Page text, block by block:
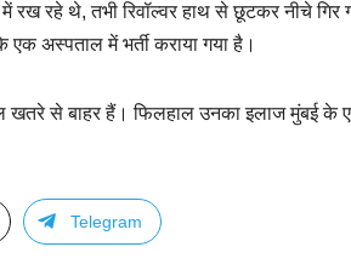
रहे थे, तभी रिवॉल्वर हाथ से छूटकर नीचे गिर
अस्पताल में भर्ती कराया गया है।
खतरे से बाहर हैं। फिलहाल उनका इलाज मुंबई
Telegram